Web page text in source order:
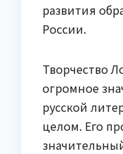
развития
России.
Творчество
огромное
русской
целом. Его